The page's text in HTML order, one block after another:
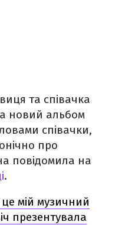
та співачка
новий альбом
співачки,
про
повідомила на
.
мій музичний
презентувала